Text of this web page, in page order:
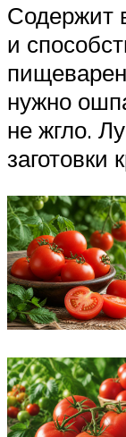
Содержит
и
нужно
не жгло.
заготовки